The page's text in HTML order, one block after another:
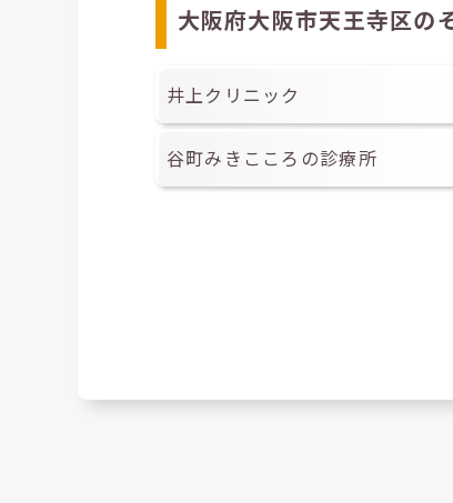
大阪府大阪市天王寺区の
井上クリニック
谷町みきこころの診療所